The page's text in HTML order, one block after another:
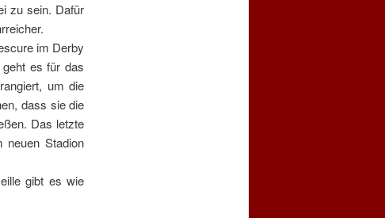
zu sein. Dafür
im Derby
es für das
um die
dass sie die
Das letzte
neuen Stadion
gibt es wie